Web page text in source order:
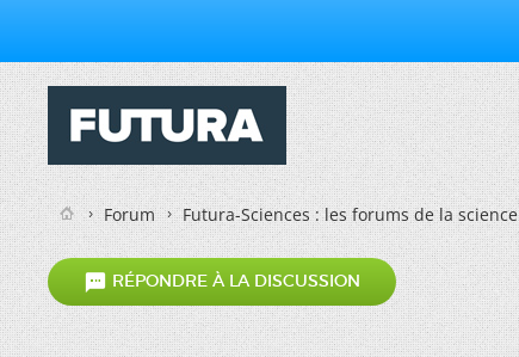
Forum Futura-Sciences : les forums de la science
 RÉPONDRE À LA DISCUSSION